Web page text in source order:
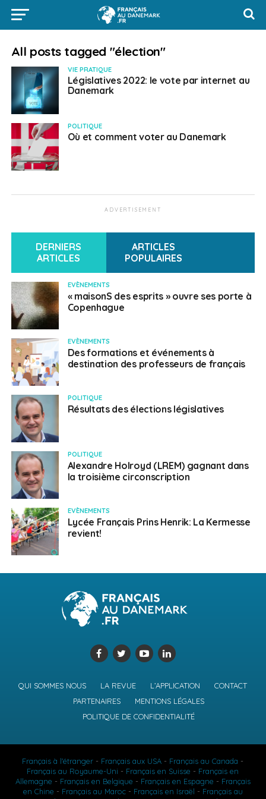
All posts tagged "élection"
VIE PRATIQUE
Législatives 2022: le vote par internet au
Danemark
POLITIQUE
Où et comment voter au Danemark
ADVERTISEMENT
DERNIERS
ARTICLES
ARTICLES
POPULAIRES
EVÈNEMENTS
« maisonS des esprits » ouvre ses porte à
Copenhague
EVÈNEMENTS
Des formations et événements à
destination des professeurs de français
POLITIQUE
Résultats des élections législatives
POLITIQUE
Alexandre Holroyd (LREM) gagnant dans
la troisième circonscription
EVÈNEMENTS
Lycée Français Prins Henrik: La Kermesse
revient!
QUI SOMMES NOUS LA REVUE L’APPLICATION
CONTACT
PARTENAIRES
MENTIONS LÉGALES
POLITIQUE DE CONFIDENTIALITÉ
Français à l'étranger - Français aux USA - Français au Canada -
Français au Royaume-Uni - Français en Suisse - Français en
Allemagne - Français en Belgique - Français en Espagne - Français
en Chine - Français au Maroc- Français en Israël - Français au